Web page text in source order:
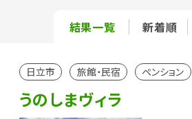
結果一覧 新着順
日立市 旅館・民宿 ペンション
うのしまヴィラ